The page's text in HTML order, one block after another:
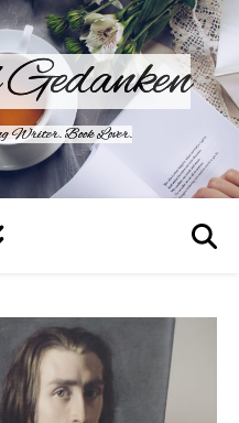
Writer. Book Lover.